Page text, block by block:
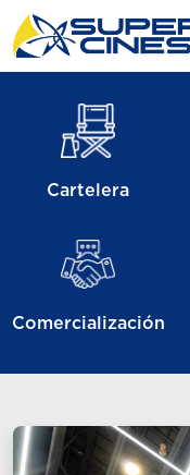
Cartelera
Comercialización